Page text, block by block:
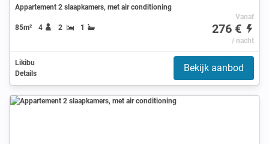
Appartement 2 slaapkamers, met air conditioning
85m² 4 2 1
Vanaf
276 €
/ nacht
Likibu
Details
Bekijk aanbod